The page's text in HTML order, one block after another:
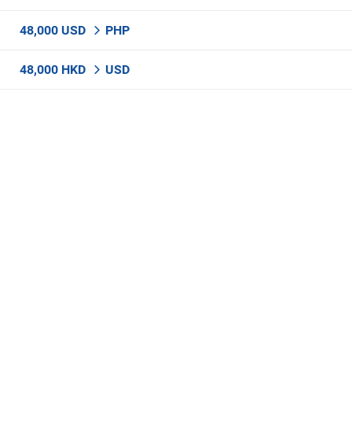
48,000 USD PHP
48,000 HKD USD